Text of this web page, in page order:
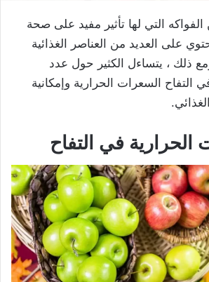
التي لها تأثير مفيد على صحة
على العديد من العناصر الغذائية
ذلك ، يتساءل الكثير حول عدد
التفاح السعرات الحرارية وإمكانية
في التفاح